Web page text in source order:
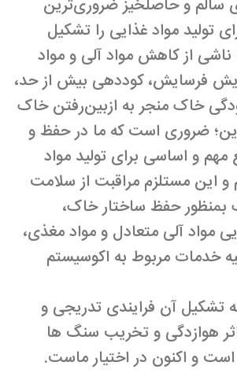
سالم و حاصلخیز ضروری‌ترین
تولید مواد غذایی را تشکیل
از کاهش مواد آلی و مواد
فرسایش، کوددهی بیش از حد،
خاک منجر به ازبین‌رفتن خاک
ضروری است که ما در حفظ و
مهم و اساسی برای تولید مواد
و این مستلزم مراقبت از سلامت
حفظ ساختار خاک،
مواد آلی متعادل و مواد مغذی،
خدمات مربوط به اکوسیستم
تشکیل آن فرایندی تدریجی و
هوازدگی و تخریب سنگ ها
است و اکنون در اختیار ماست.